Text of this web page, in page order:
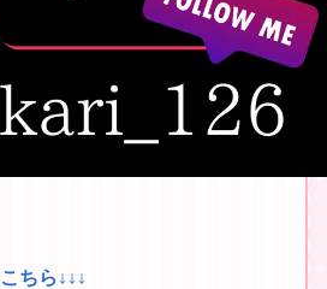
ちら↓↓↓